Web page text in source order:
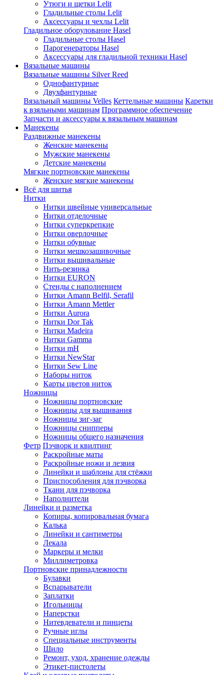
Утюги и щетки Lelit
Гладильные столы Lelit
Аксессуары и чехлы Lelit
Гладильное оборулование Hasel
Гладильные столы Hasel
Парогенераторы Hasel
Аксессуары для гладильной техники Hasel
Вязальные машины
Вязальные машины Silver Reed
Однофантурные
Двухфантурные
Вязальный машины Velles Кеттельные машины Каретки
к взяльными машинам Программное обеспечение
Запчасти и аксессуары к вязальным машинам
Манекены
Раздвижные манекены
Женские манекены
Мужские манекены
Детские манекены
Мягкие портновские манекены
Женские мягкие манекены
Всё для шитья
Нитки
Нитки швейные универсальные
Нитки отделочные
Нитки суперкрепкие
Нитки оверлочные
Нитки обувные
Нитки мешкозашивочные
Нитки вышивальные
Нить-резинка
Нитки EURON
Стенды с наполнением
Нитки Amann Belfil, Serafil
Нитки Amann Mettler
Нитки Aurora
Нитки Dor Tak
Нитки Madeira
Нитки Gamma
Нитки mH
Нитки NewStar
Нитки Sew Line
Наборы ниток
Карты цветов ниток
Ножницы
Ножницы портновские
Ножницы для вышивания
Ножницы зиг-заг
Ножницы снипперы
Ножницы общего назначения
Фетр Пэчворк и квилтинг
Раскройные маты
Раскройные ножи и лезвия
Линейки и шаблоны для стёжки
Приспособления для пэчворка
Ткани для пэчворка
Наполнители
Линейки и разметка
Копиры, копировальная бумага
Калька
Линейки и сантиметры
Лекала
Маркеры и мелки
Миллиметровка
Портновские принадлежности
Булавки
Вспарыватели
Заплатки
Игольницы
Наперстки
Нитевдеватели и пинцеты
Ручные иглы
Специальные инструменты
Шило
Ремонт, уход, хранение одежды
Этикет-пистолеты